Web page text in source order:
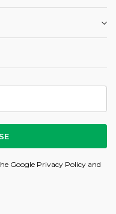
Google Privacy Policy and